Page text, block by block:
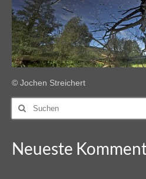
FOTOGRAFIE
MALEREI
OBJEKTE
AUSSTELLUNGEN
© Jochen Streichert
Suche
nach:
Neueste